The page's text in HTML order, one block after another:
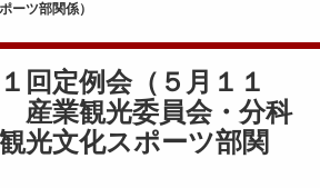
ーツ部関係）
回定例会（５月１１
産業観光委員会・分科
光文化スポーツ部関